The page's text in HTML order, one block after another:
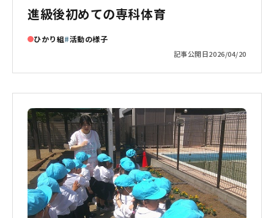
進級後初めての専科体育
ひかり組 活動の様子
記事公開日2026/04/20